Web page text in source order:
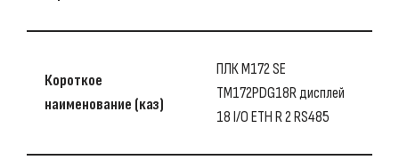
Короткое
наименование (каз)
ПЛК М172 SE
TM172PDG18R дисплей
18 I/O ETH R 2 RS485